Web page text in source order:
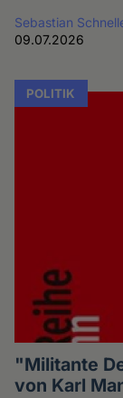
Sebastian
09.07.2026
POLITIK
"Militante
von Karl